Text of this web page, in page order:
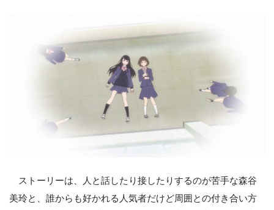
ストーリーは、人と話したり接したりするのが苦手な森谷
美玲と、誰からも好かれる人気者だけど周囲との付き合い方